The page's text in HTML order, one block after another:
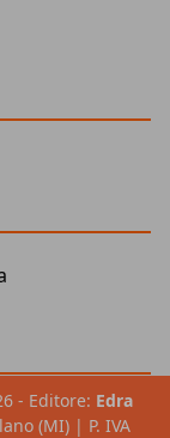
- Editore: Edra
(MI) | P. IVA